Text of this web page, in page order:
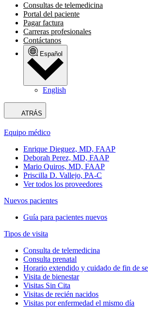
Consultas de telemedicina
Portal del paciente
Pagar factura
Carreras profesionales
Contáctanos
Español
English
ATRÁS
Equipo médico
Enrique Dieguez, MD, FAAP
Deborah Perez, MD, FAAP
Mario Quiros, MD, FAAP
Priscilla D. Vallejo, PA-C
Ver todos los proveedores
Nuevos pacientes
Guía para pacientes nuevos
Tipos de visita
Consulta de telemedicina
Consulta prenatal
Horario extendido y cuidado de fin de
Visita de bienestar
Visitas Sin Cita
Visitas de recién nacidos
Visitas por enfermedad el mismo día